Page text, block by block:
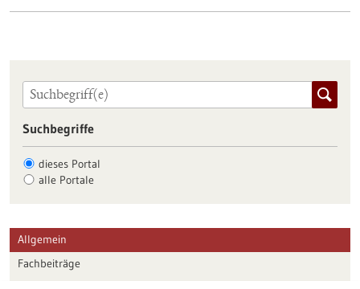
Suchbegriffe
dieses Portal
alle Portale
Allgemein
Fachbeiträge